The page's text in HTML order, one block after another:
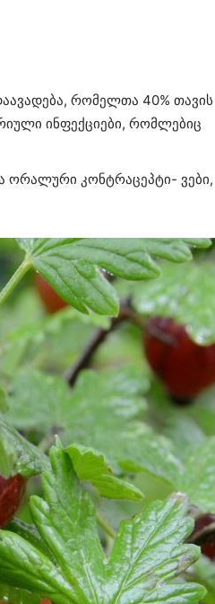
რომელთა 40% თავის
ინფექციები, რომლებიც
ორალური კონტრაცეპტი- ვები,